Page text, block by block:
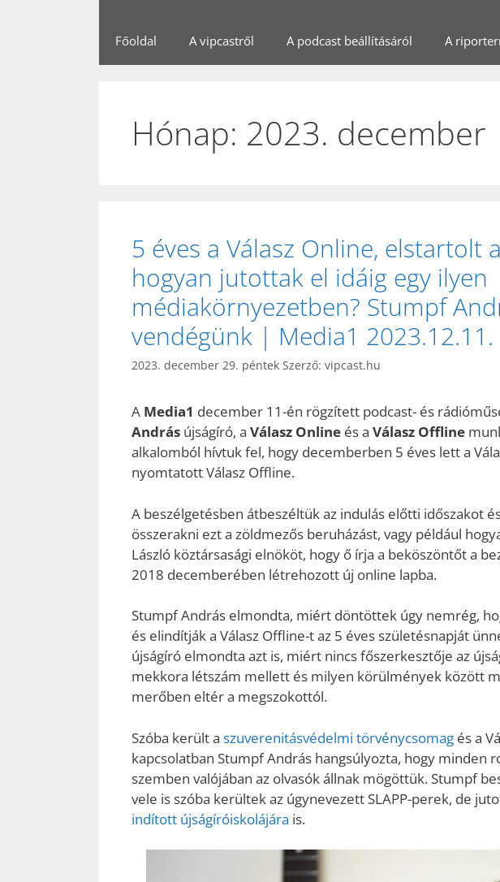
Főoldal A vipcastről A podcast beállításáról A
Hónap: 2023. december
5 éves a Válasz Online, elstartolt
hogyan jutottak el idáig egy ilyen
médiakörnyezetben? Stumpf
vendégünk | Media1 2023.12.11.
2023. december 29. péntek Szerző: vipcast.hu
A Media1 december 11-én rögzített podcast- és
András újságíró, a Válasz Online és a Válasz Offline
alkalomból hívtuk fel, hogy decemberben 5 éves lett a
nyomtatott Válasz Offline.
A beszélgetésben átbeszéltük az indulás előtti időszakot
összerakni ezt a zöldmezős beruházást, vagy például
László köztársasági elnököt, hogy ő írja a beköszöntőt a
2018 decemberében létrehozott új online lapba.
Stumpf András elmondta, miért döntöttek úgy nemrég,
és elindítják a Válasz Offline-t az 5 éves születésnapját
újságíró elmondta azt is, miért nincs főszerkesztője az
mekkora létszám mellett és milyen körülmények között
merőben eltér a megszokottól.
Szóba került a szuverenitásvédelmi törvénycsomag és a
kapcsolatban Stumpf András hangsúlyozta, hogy minden
szemben valójában az olvasók állnak mögöttük. Stumpf
vele is szóba kerültek az úgynevezett SLAPP-perek, de
indított újságíróiskolájára is.